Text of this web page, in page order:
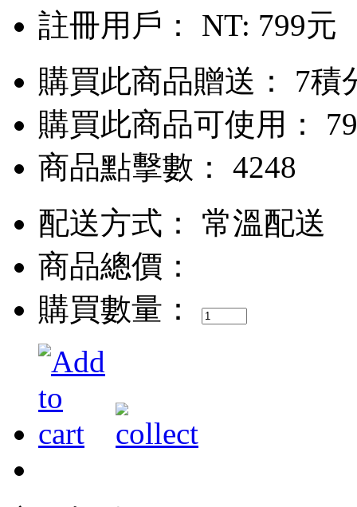
註冊用戶： NT: 799元
購買此商品贈送： 7積
購買此商品可使用：
商品點擊數： 4248
配送方式：
常溫配送
商品總價：
購買數量：